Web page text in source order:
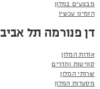
מבצעים במלון
הזמינו עכשיו
דן פנורמה תל אביב
אודות המלון
סוויטות וחדרים
שרותי המלון
מסעדות המלון